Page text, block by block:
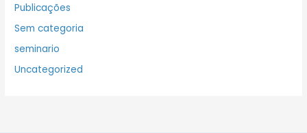
Publicações
Sem categoria
seminario
Uncategorized